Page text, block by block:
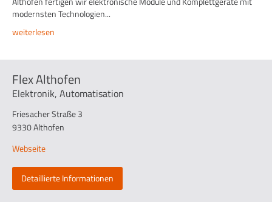
modernsten Technologien...
weiterlesen
Flex Althofen
Elektronik, Automatisation
Friesacher Straße 3
9330 Althofen
Webseite
Detaillierte Informationen